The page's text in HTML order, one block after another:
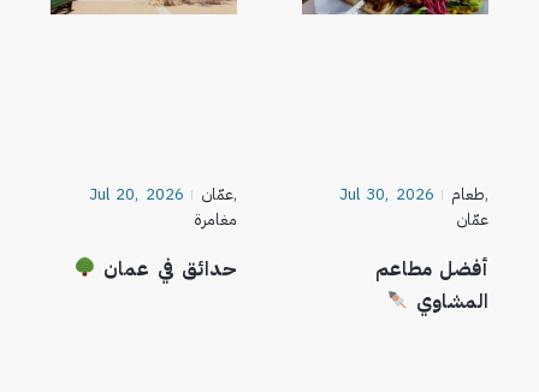
Jul 30, 2026 طعام,
عمّان
أفضل مطاعم
المشاوي
Jul 20, 2026 عمّان,
مغامرة
حدائق في عمان